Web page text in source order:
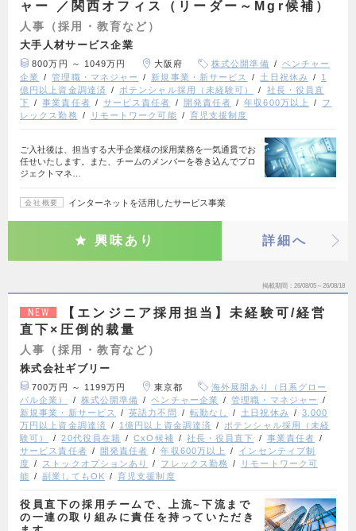
ャー ／関西オフィス（リーダー～Mgr候補）
人事（採用・教育など）
大手人材サービス企業
800万円 ～ 1049万円 大阪府 株式公開準備
ベンチャー
企業
管理職・マネジャー 新規事業・新サービス 土日祝休み
1
億円以上資金調達済
ポテンシャル採用（未経験可）
社長・役員直
下
事業責任者 サービス責任者 開発責任者 年収600万以上
フ
レックス勤務
リモートワーク可能 育児支援制度
ご入社後は、担当する大手企業様の採用業務を一気通貫でお
任せいたします。また、チームのメンバーを巻き込んでプロ
ジェクトマネ…
会社概要 インターネットを活用したサービス事業
興味あり 詳細へ
掲載期間 26/08/05～26/08/18
NEW
【エンジニア採用担当】未経験可/経営
直下×圧倒的裁量
人事（採用・教育など）
株式会社ギブリー
700万円 ～ 1199万円 東京都
海外展開あり（日系グロー
バル企業）
株式公開準備 ベンチャー企業
管理職・マネジャー
新規事業・新サービス
英語力不問 転勤なし 土日祝休み
3,000
万円以上資金調達済
1億円以上資金調達済
ポテンシャル採用（未経
験可）
20代役員在籍 CxO候補 社長・役員直下
事業責任者
サービス責任者
開発責任者 年収600万以上
インセンティブ制
度
ストックオプションあり フレックス勤務
リモートワーク可
能
副業してもOK 育児支援制度
役員直下の採用チームで、上流~下流まで
の一連の取り組みに責任を持っていただき